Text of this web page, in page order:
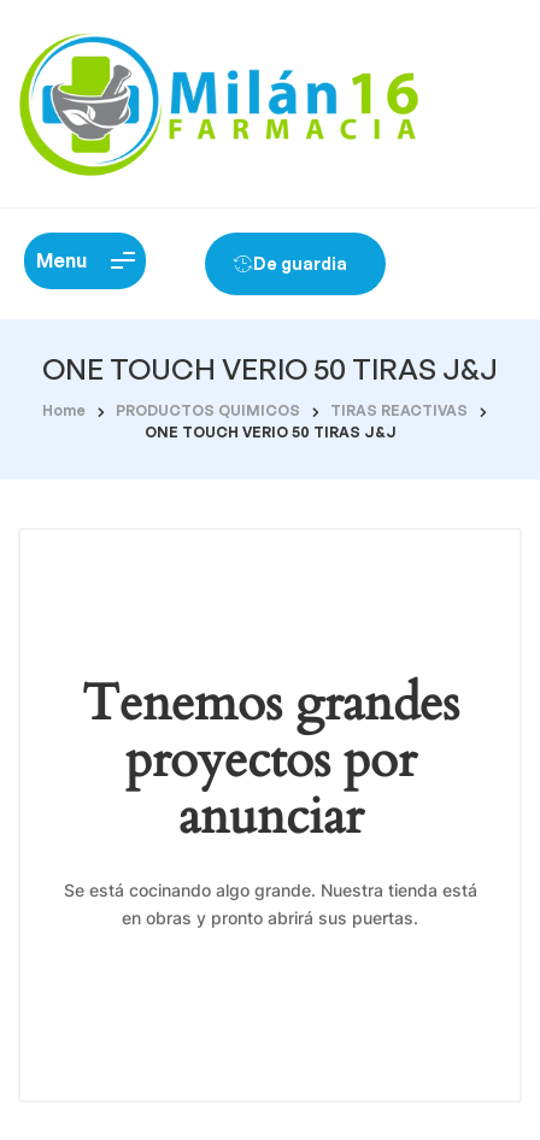
Menu De guardia
ONE TOUCH VERIO 50 TIRAS J&J
Home PRODUCTOS QUIMICOS
TIRAS REACTIVAS
ONE TOUCH VERIO 50 TIRAS J&J
Tenemos grandes
proyectos por
anunciar
Se está cocinando algo grande. Nuestra tienda está
en obras y pronto abrirá sus puertas.